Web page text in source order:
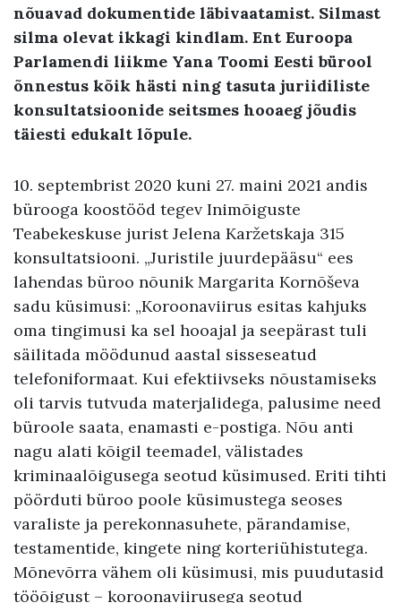
nõuavad dokumentide läbivaatamist. Silmast
silma olevat ikkagi kindlam. Ent Euroopa
Parlamendi liikme Yana Toomi Eesti bürool
õnnestus kõik hästi ning tasuta juriidiliste
konsultatsioonide seitsmes hooaeg jõudis
täiesti edukalt lõpule.
10. septembrist 2020 kuni 27. maini 2021 andis
bürooga koostööd tegev Inimõiguste
Teabekeskuse jurist Jelena Karžetskaja 315
konsultatsiooni. „Juristile juurdepääsu“ ees
lahendas büroo nõunik Margarita Kornõševa
sadu küsimusi: „Koroonaviirus esitas kahjuks
oma tingimusi ka sel hooajal ja seepärast tuli
säilitada möödunud aastal sisseseatud
telefoniformaat. Kui efektiivseks nõustamiseks
oli tarvis tutvuda materjalidega, palusime need
büroole saata, enamasti e-postiga. Nõu anti
nagu alati kõigil teemadel, välistades
kriminaalõigusega seotud küsimused. Eriti tihti
pöörduti büroo poole küsimustega seoses
varaliste ja perekonnasuhete, pärandamise,
testamentide, kingete ning korteriühistutega.
Mõnevõrra vähem oli küsimusi, mis puudutasid
tööõigust – koroonaviirusega seotud